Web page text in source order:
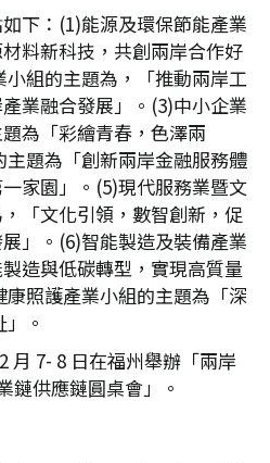
下：(1)能源及環保節能產業
料新科技，共創兩岸合作好
組的主題為，「推動兩岸工
業融合發展」。(3)中小企業
為「彩繪青春，色澤兩
題為「創新兩岸金融服務體
家園」。(5)現代服務業暨文
「文化引領，數智創新，促
」。(6)智能製造及裝備產業
造與低碳轉型，實現高質量
照護產業小組的主題為「深
。
月 7- 8 日在福州舉辦「兩岸
鏈供應鏈圓桌會」。